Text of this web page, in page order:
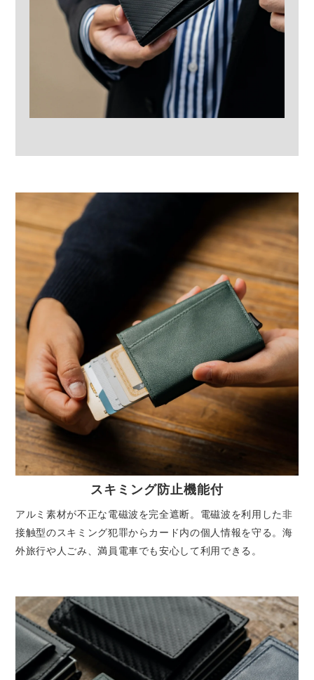
スキミング防止機能付
アルミ素材が不正な電磁波を完全遮断。電磁波を利用した非
接触型のスキミング犯罪からカード内の個人情報を守る。海
外旅行や人ごみ、満員電車でも安心して利用できる。